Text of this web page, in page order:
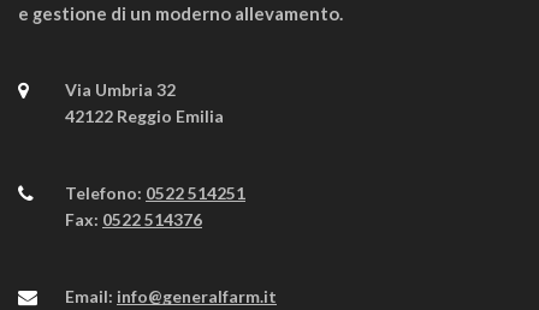
e gestione di un moderno allevamento.
Via Umbria 32
42122 Reggio Emilia
Telefono: 0522 514251
Fax: 0522 514376
Email: info@generalfarm.it